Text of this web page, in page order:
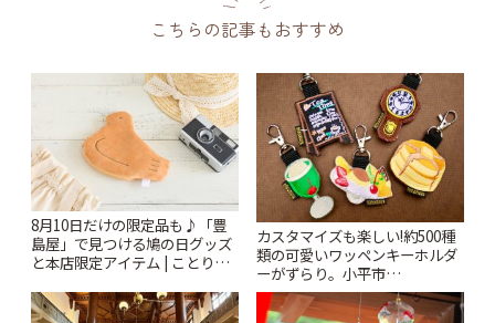
こちらの記事もおすすめ
8月10日だけの限定品も♪「豊
島屋」で見つける鳩の日グッズ
と本店限定アイテム | ことりっ
カスタマイズも楽しい!約500種
類の可愛いワッペンキーホルダ
ーがずらり。小平市
「Kimamaya T&K」 | ことりっ
ぷ